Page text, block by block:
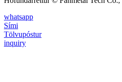
whatsapp
Sími
Tölvupóstur
inquiry